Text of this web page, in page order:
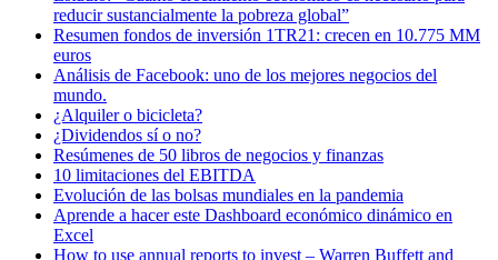
reducir sustancialmente la pobreza global”
Resumen fondos de inversión 1TR21: crecen en 10.775 MM
euros
Análisis de Facebook: uno de los mejores negocios del
mundo.
¿Alquiler o bicicleta?
¿Dividendos sí o no?
Resúmenes de 50 libros de negocios y finanzas
10 limitaciones del EBITDA
Evolución de las bolsas mundiales en la pandemia
Aprende a hacer este Dashboard económico dinámico en
Excel
How to use annual reports to invest – Warren Buffett and